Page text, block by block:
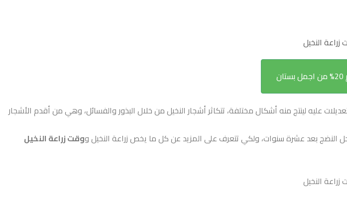
عليه لينتج منه أشكال مختلفة، تتكاثر أشجار النخيل من خلال البذور والفسائل، وهي من أقدم الأشجار
ولكي تتعرف على المزيد عن كل ما يخص زراعة النخيل ووقت زراعة النخيل